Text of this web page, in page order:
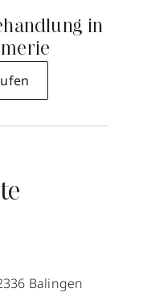
in
Balingen